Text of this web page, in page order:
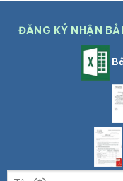
ĐĂNG KÝ NHẬN